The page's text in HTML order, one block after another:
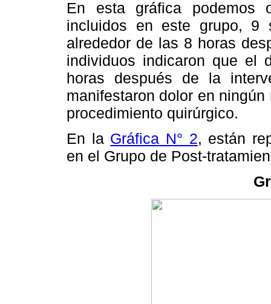
En esta gráfica podemos
incluidos en este grupo, 9
alrededor de las 8 horas
individuos indicaron que el
horas después de la
manifestaron dolor en
procedimiento quirúrgico.
En la Gráfica N° 2, están
en el Grupo de Post-